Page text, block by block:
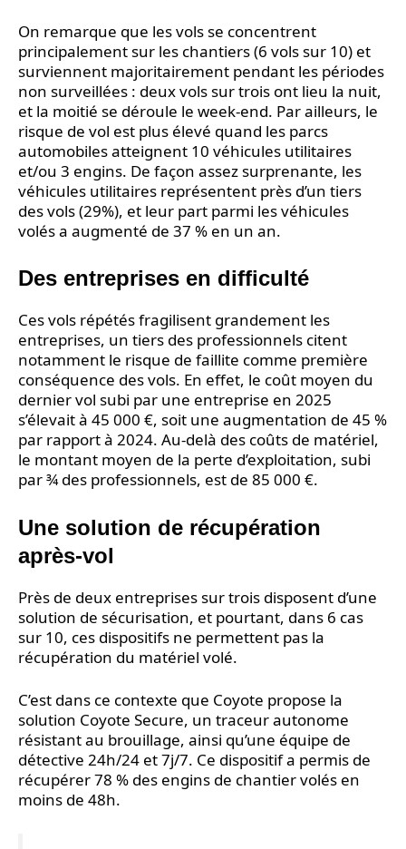
On remarque que les vols se concentrent
principalement sur les chantiers (6 vols sur 10) et
surviennent majoritairement pendant les périodes
non surveillées : deux vols sur trois ont lieu la nuit,
et la moitié se déroule le week-end. Par ailleurs, le
risque de vol est plus élevé quand les parcs
automobiles atteignent 10 véhicules utilitaires
et/ou 3 engins. De façon assez surprenante, les
véhicules utilitaires représentent près d’un tiers
des vols (29%), et leur part parmi les véhicules
volés a augmenté de 37 % en un an.
Des entreprises en difficulté
Ces vols répétés fragilisent grandement les
entreprises, un tiers des professionnels citent
notamment le risque de faillite comme première
conséquence des vols. En effet, le coût moyen du
dernier vol subi par une entreprise en 2025
s’élevait à 45 000 €, soit une augmentation de 45 %
par rapport à 2024. Au-delà des coûts de matériel,
le montant moyen de la perte d’exploitation, subi
par ¾ des professionnels, est de 85 000 €.
Une solution de récupération
après-vol
Près de deux entreprises sur trois disposent d’une
solution de sécurisation, et pourtant, dans 6 cas
sur 10, ces dispositifs ne permettent pas la
récupération du matériel volé.
C’est dans ce contexte que Coyote propose la
solution Coyote Secure, un traceur autonome
résistant au brouillage, ainsi qu’une équipe de
détective 24h/24 et 7j/7. Ce dispositif a permis de
récupérer 78 % des engins de chantier volés en
moins de 48h.